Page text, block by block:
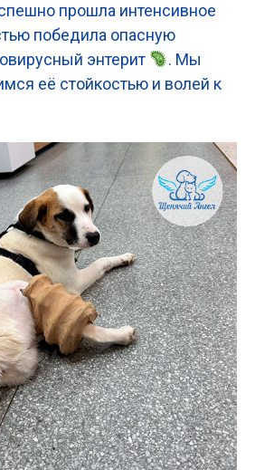
прошла интенсивное
победила опасную
энтерит
. Мы
её стойкостью и волей к